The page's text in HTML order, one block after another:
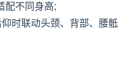
配不同身高;
仰时联动头颈、背部、腰骶